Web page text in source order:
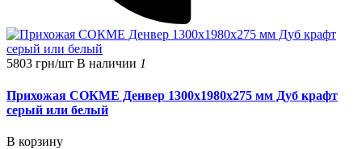
5803 грн/шт В наличии 1
Прихожая СОКМЕ Денвер 1300х1980х275 мм Дуб крафт
серый или белый
В корзину